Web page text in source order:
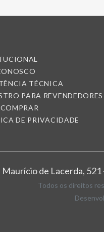
TÉCNICA
PARA REVENDEDORES
DE PRIVACIDADE
de Lacerda, 521
Todos os direitos